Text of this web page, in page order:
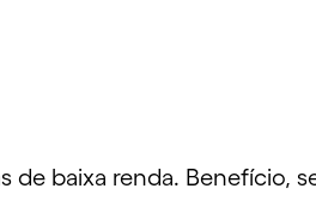
de baixa renda. Benefício,